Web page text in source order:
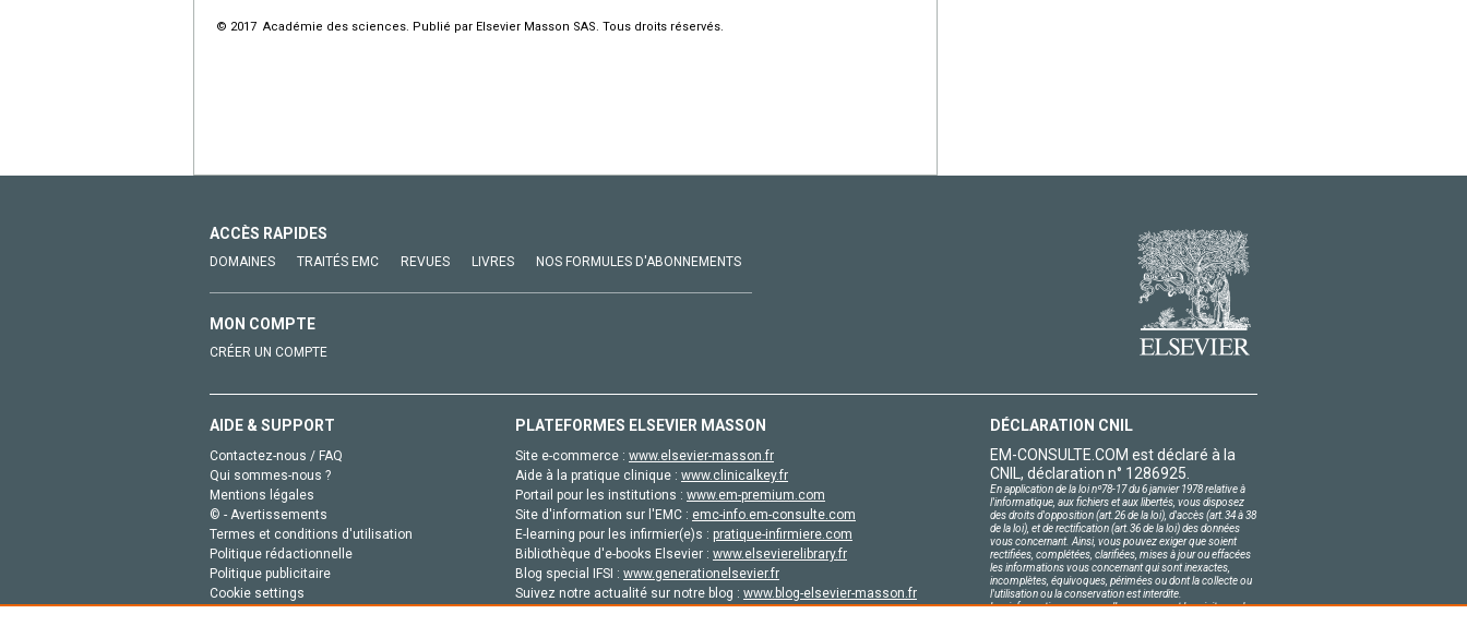
© 2017 Académie des sciences. Publié par Elsevier Masson SAS. Tous droits réservés.
ACCÈS RAPIDES
DOMAINES TRAITÉS EMC REVUES LIVRES NOS FORMULES D'ABONNEMENTS
MON COMPTE
CRÉER UN COMPTE
AIDE & SUPPORT
Contactez-nous / FAQ
Qui sommes-nous ?
Mentions légales
© - Avertissements
Termes et conditions d'utilisation
Politique rédactionnelle
Politique publicitaire
Cookie settings
PLATEFORMES ELSEVIER MASSON
Site e-commerce : www.elsevier-masson.fr
Aide à la pratique clinique : www.clinicalkey.fr
Portail pour les institutions : www.em-premium.com
Site d'information sur l'EMC : emc-info.em-consulte.com
E-learning pour les infirmier(e)s : pratique-infirmiere.com
Bibliothèque d'e-books Elsevier : www.elsevierelibrary.fr
Blog special IFSI : www.generationelsevier.fr
Suivez notre actualité sur notre blog : www.blog-elsevier-masson.fr
DÉCLARATION CNIL
EM-CONSULTE.COM est déclaré à la
CNIL, déclaration n° 1286925.
En application de la loi nº78-17 du 6 janvier 1978 relative à
l'informatique, aux fichiers et aux libertés, vous disposez
des droits d'opposition (art.26 de la loi), d'accès (art.34 à 38
de la loi), et de rectification (art.36 de la loi) des données
vous concernant. Ainsi, vous pouvez exiger que soient
rectifiées, complétées, clarifiées, mises à jour ou effacées
les informations vous concernant qui sont inexactes,
incomplètes, équivoques, périmées ou dont la collecte ou
l'utilisation ou la conservation est interdite.
Les informations personnelles concernant les visiteurs de